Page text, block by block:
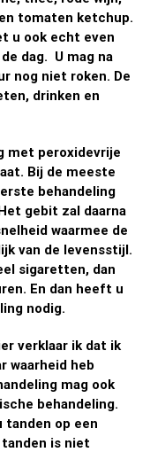
tomaten ketchup.
u ook echt even
dag. U mag na
nog niet roken. De
drinken en
met peroxidevrije
Bij de meeste
behandeling
gebit zal daarna
waarmee de
van de levensstijl.
sigaretten, dan
En dan heeft u
nodig.
verklaar ik dat ik
waarheid heb
mag ook
behandeling.
tanden op een
is niet